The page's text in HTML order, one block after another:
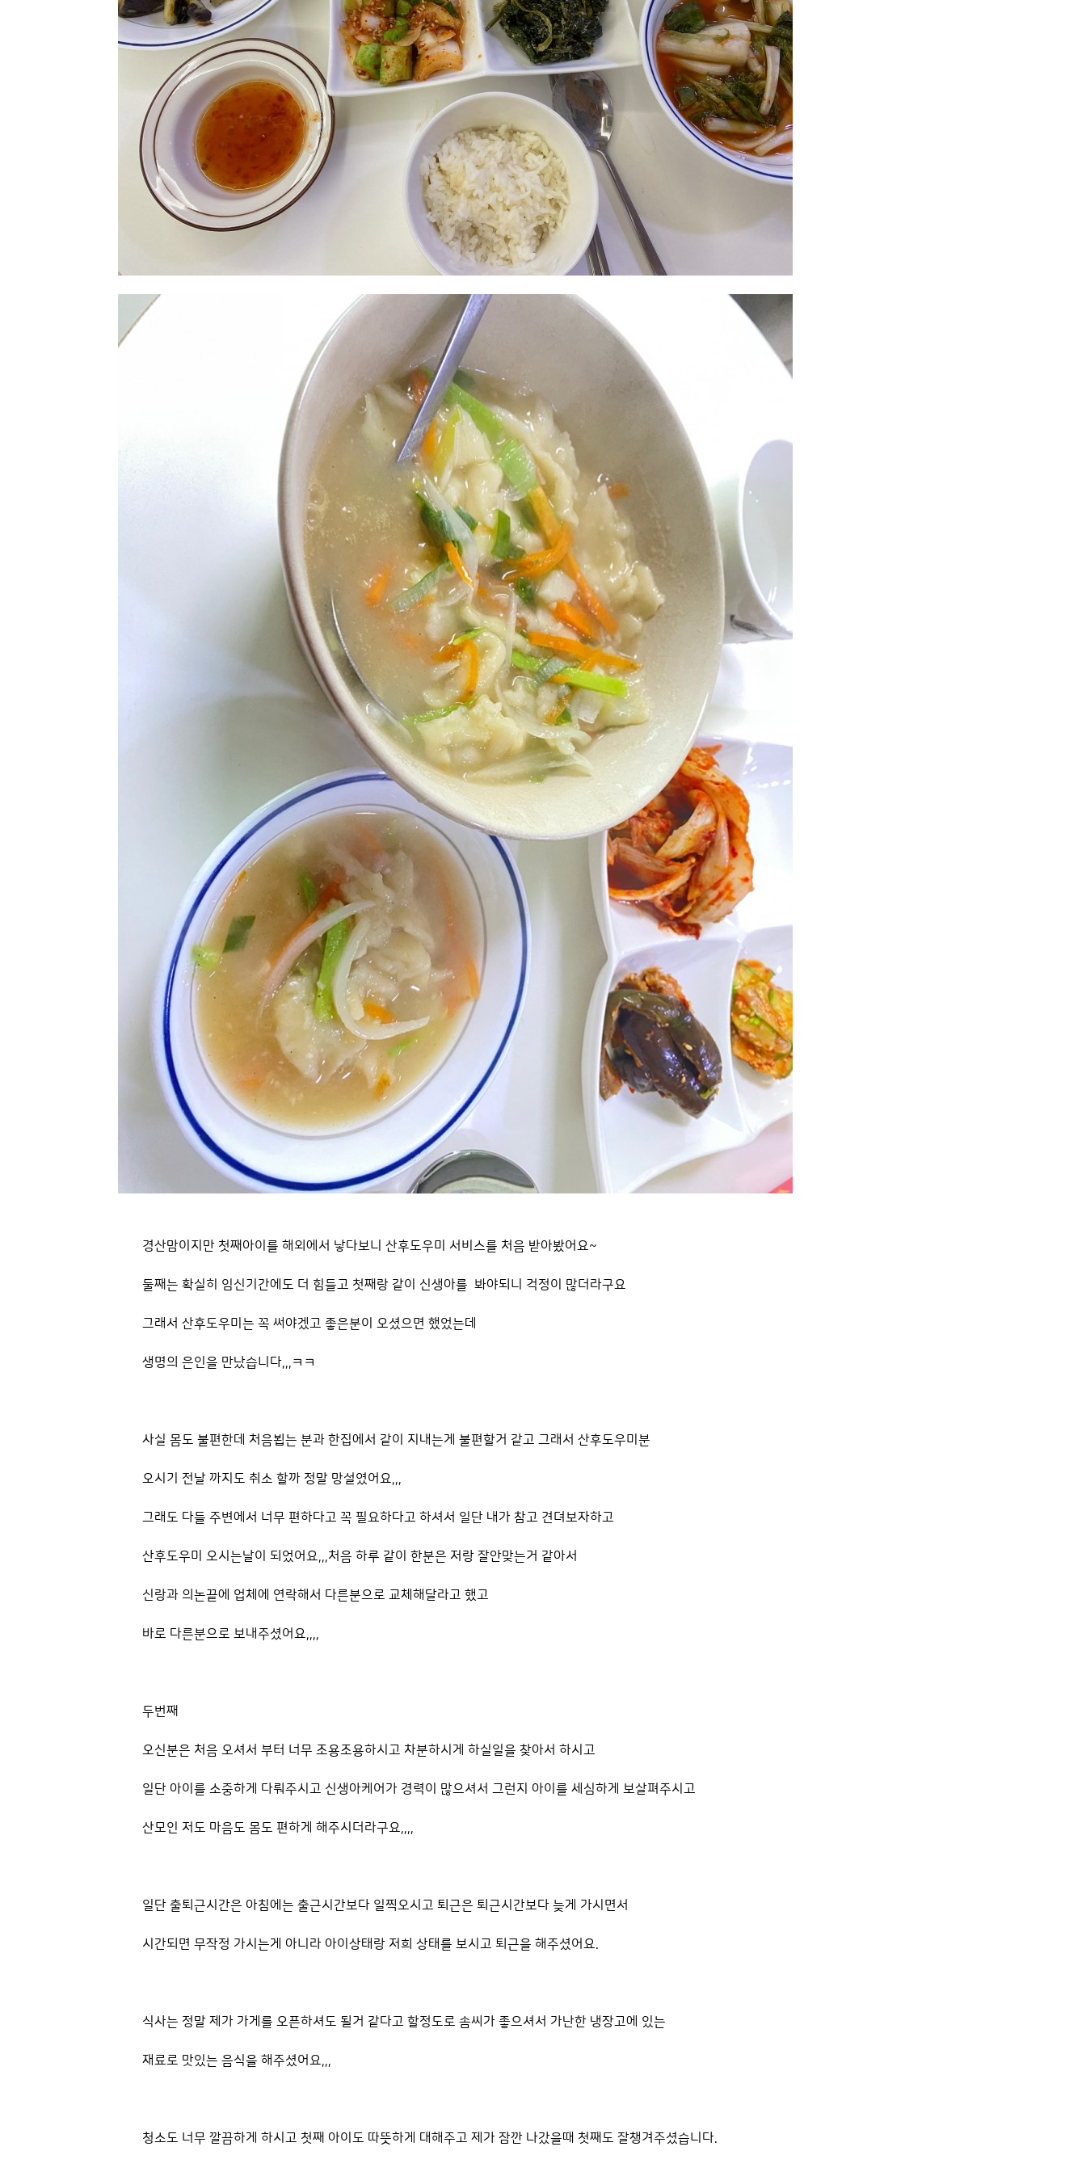
경산맘이지만 첫째아이를 해외에서 낳다보니 산후도우미 서비스를 처음 받아봤어요~
둘째는 확실히 임신기간에도 더 힘들고 첫째랑 같이 신생아를 봐야되니 걱정이 많더라구요
그래서 산후도우미는 꼭 써야겠고 좋은분이 오셨으면 했었는데
생명의 은인을 만났습니다,,,ㅋㅋ
사실 몸도 불편한데 처음뵙는 분과 한집에서 같이 지내는게 불편할거 같고 그래서 산후도우미분
오시기 전날 까지도 취소 할까 정말 망설였어요,,,
그래도 다들 주변에서 너무 편하다고 꼭 필요하다고 하셔서 일단 내가 참고 견뎌보자하고
산후도우미 오시는날이 되었어요,,,처음 하루 같이 한분은 저랑 잘안맞는거 같아서
신랑과 의논끝에 업체에 연락해서 다른분으로 교체해달라고 했고
바로 다른분으로 보내주셨어요,,,,
두번째
오신분은 처음 오셔서 부터 너무 조용조용하시고 차분하시게 하실일을 찾아서 하시고
일단 아이를 소중하게 다뤄주시고 신생아케어가 경력이 많으셔서 그런지 아이를 세심하게 보살펴주시고
산모인 저도 마음도 몸도 편하게 해주시더라구요,,,,
일단 출퇴근시간은 아침에는 출근시간보다 일찍오시고 퇴근은 퇴근시간보다 늦게 가시면서
시간되면 무작정 가시는게 아니라 아이상태랑 저희 상태를 보시고 퇴근을 해주셨어요.
식사는 정말 제가 가게를 오픈하셔도 될거 같다고 할정도로 솜씨가 좋으셔서 가난한 냉장고에 있는
재료로 맛있는 음식을 해주셨어요,,,
청소도 너무 깔끔하게 하시고 첫째 아이도 따뜻하게 대해주고 제가 잠깐 나갔을때 첫째도 잘챙겨주셨습니다.